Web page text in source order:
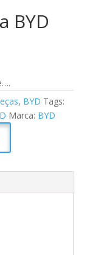
BYD
, BYD Tags:
Marca: BYD